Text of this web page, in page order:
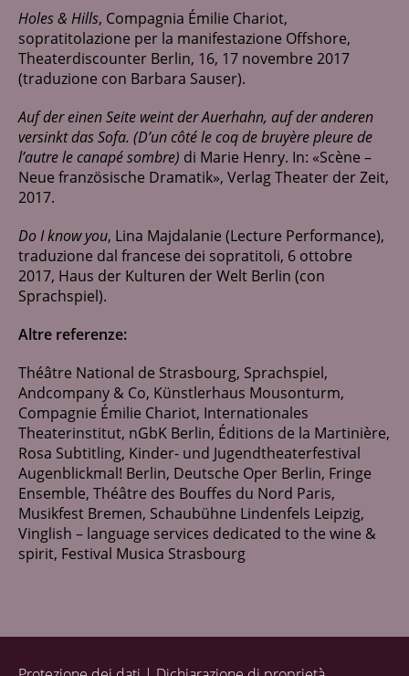
Holes & Hills, Compagnia Émilie Chariot,
sopratitolazione per la manifestazione Offshore,
Theaterdiscounter Berlin, 16, 17 novembre 2017
(traduzione con Barbara Sauser).
Auf der einen Seite weint der Auerhahn, auf der anderen
versinkt das Sofa. (D’un côté le coq de bruyère pleure de
l’autre le canapé sombre) di Marie Henry. In: «Scène –
Neue französische Dramatik», Verlag Theater der Zeit,
2017.
Do I know you, Lina Majdalanie (Lecture Performance),
traduzione dal francese dei sopratitoli, 6 ottobre
2017, Haus der Kulturen der Welt Berlin (con
Sprachspiel).
Altre referenze:
Théâtre National de Strasbourg, Sprachspiel,
Andcompany & Co, Künstlerhaus Mousonturm,
Compagnie Émilie Chariot, Internationales
Theaterinstitut, nGbK Berlin, Éditions de la Martinière,
Rosa Subtitling, Kinder- und Jugendtheaterfestival
Augenblickmal! Berlin, Deutsche Oper Berlin, Fringe
Ensemble, Théâtre des Bouffes du Nord Paris,
Musikfest Bremen, Schaubühne Lindenfels Leipzig,
Vinglish – language services dedicated to the wine &
spirit, Festival Musica Strasbourg